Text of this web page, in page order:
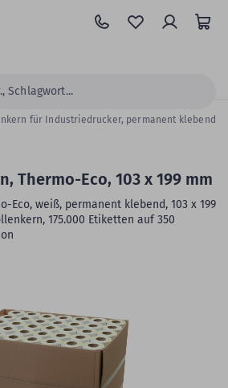
für Industriedrucker, permanent klebend
Thermo-Eco, 103 x 199 mm
Eco, weiß, permanent klebend, 103 x 199
175.000 Etiketten auf 350